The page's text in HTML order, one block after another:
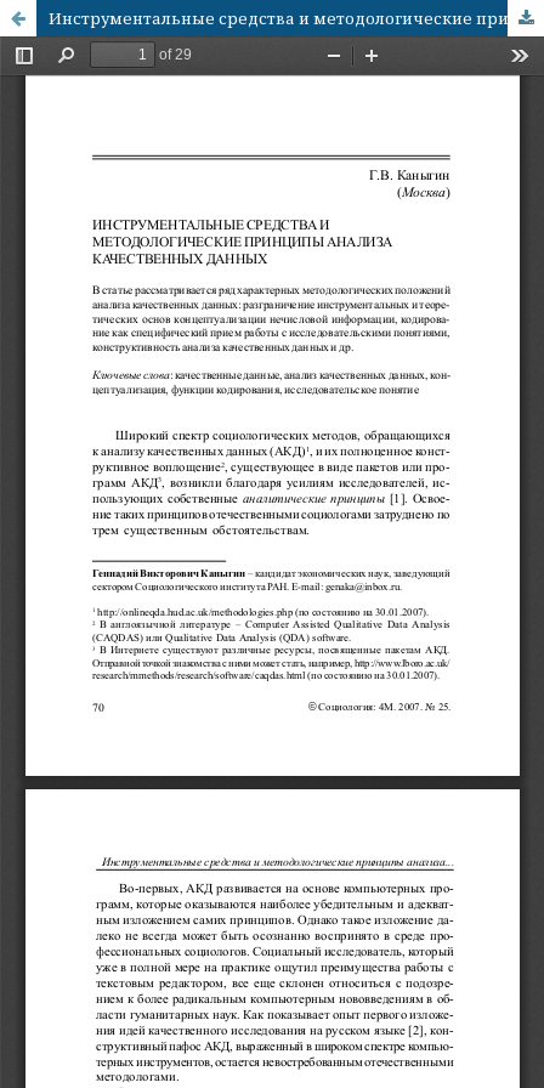
Инструментальные средства и методологические принципы анализа качественных данных